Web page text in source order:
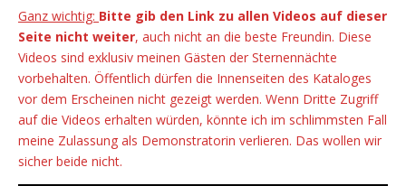
Ganz wichtig: Bitte gib den Link zu allen Videos auf dieser
Seite nicht weiter, auch nicht an die beste Freundin. Diese
Videos sind exklusiv meinen Gästen der Sternennächte
vorbehalten. Öffentlich dürfen die Innenseiten des Kataloges
vor dem Erscheinen nicht gezeigt werden. Wenn Dritte Zugriff
auf die Videos erhalten würden, könnte ich im schlimmsten Fall
meine Zulassung als Demonstratorin verlieren. Das wollen wir
sicher beide nicht.